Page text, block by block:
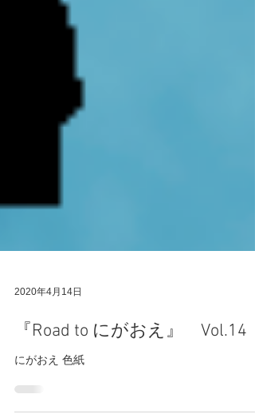
2020年4月14日
『Road to にがおえ』 Vol.14
にがおえ 色紙